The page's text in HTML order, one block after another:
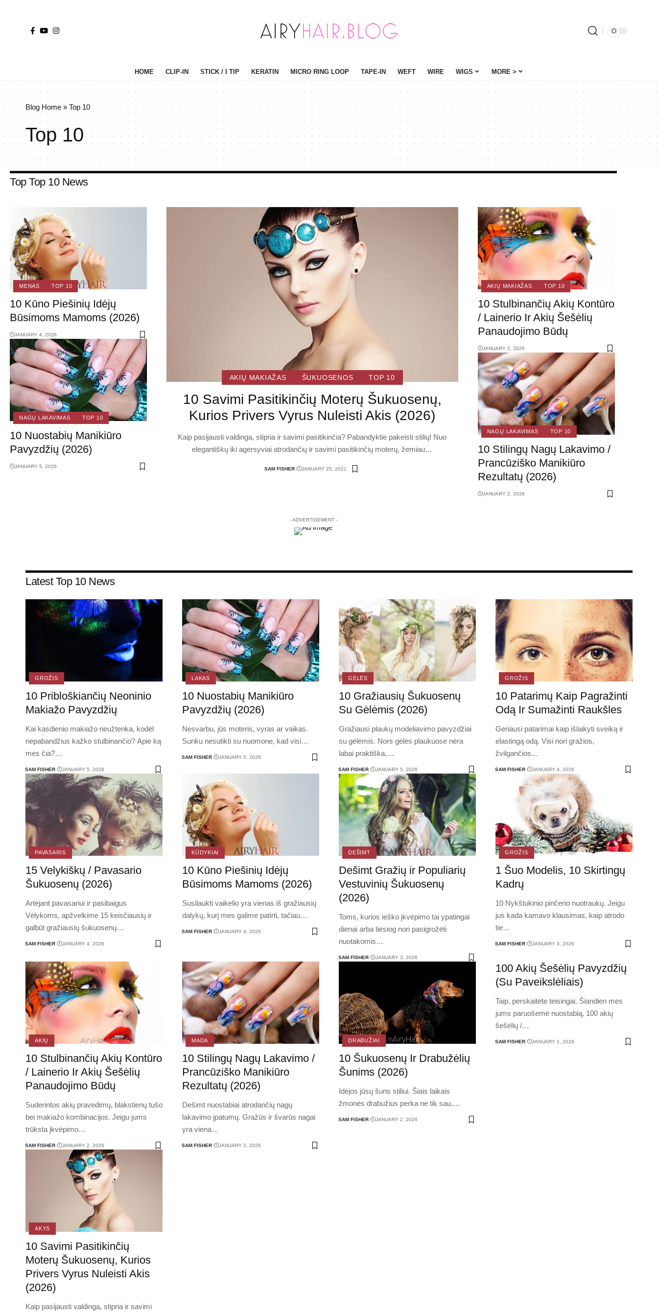
HOME CLIP-IN STICK / I TIP KERATIN MICRO RING LOOP TAPE-IN WEFT WIRE WIGS MORE >
Blog Home» Top 10
Top 10
Top Top 10 News
MENAS TOP 10
10 Kūno Piešinių Idėjų
Būsimoms Mamoms (2026)
JANUARY 4, 2026
NAGŲ LAKAVIMAS TOP 10
10 Nuostabių Manikiūro
Pavyzdžių (2026)
JANUARY 5, 2026
AKIŲ MAKIAŽAS ŠUKUOSENOS TOP 10
10 Savimi Pasitikinčių Moterų Šukuosenų,
Kurios Privers Vyrus Nuleisti Akis (2026)
Kaip pasijausti valdinga, stipria ir savimi pasitikinčia? Pabandyktie pakeisti stilių! Nuo
elegantiškų iki agersyviai atrodančių ir savimi pasitikinčių moterų, žemiau…
SAM FISHER JANUARY 25, 2021
AKIŲ MAKIAŽAS TOP 10
10 Stulbinančių Akių Kontūro
/ Lainerio Ir Akių Šešėlių
Panaudojimo Būdų
JANUARY 2, 2026
NAGŲ LAKAVIMAS TOP 10
10 Stilingų Nagų Lakavimo /
Prancūziško Manikiūro
Rezultatų (2026)
JANUARY 2, 2026
- ADVERTISEMENT -
Latest Top 10 News
GROŽIS
10 Pribloškiančių Neoninio
Makiažo Pavyzdžių
Kai kasdienio makiažo neužtenka, kodėl
nepabandžius kažko stulbinančio? Apie ką
mes čia?…
SAM FISHER JANUARY 5, 2026
LAKAS
10 Nuostabių Manikiūro
Pavyzdžių (2026)
Nesvarbu, jūs moteris, vyras ar vaikas.
Sunku nesutikti su nuomone, kad visi…
SAM FISHER JANUARY 5, 2026
GĖLĖS
10 Gražiausių Šukuosenų
Su Gėlėmis (2026)
Gražiausi plaukų modeliavimo pavyzdžiai
su gėlėmis. Nors gėlės plaukuose nėra
labai praktiška,…
SAM FISHER JANUARY 5, 2026
GROŽIS
10 Patarimų Kaip Pagražinti
Odą Ir Sumažinti Raukšles
Geriausi patarimai kaip išlaikyti sveiką ir
elastingą odą. Visi nori gražios,
žvilgančios…
SAM FISHER JANUARY 4, 2026
PAVASARIS
15 Velykiškų / Pavasario
Šukuosenų (2026)
Artėjant pavasariui ir pasibaigus
Vėlykoms, apžvelkime 15 keisčiausių ir
galbūt gražiausių šukuosenų…
SAM FISHER JANUARY 4, 2026
KŪDYKIAI
10 Kūno Piešinių Idėjų
Būsimoms Mamoms (2026)
Susilaukti vaikelio yra vienas iš gražiausių
dalykų, kurį mes galime patirti, tačiau…
SAM FISHER JANUARY 4, 2026
DEŠIMT
Dešimt Gražių ir Populiarių
Vestuvinių Šukuosenų
(2026)
Toms, kurios ieško įkvėpimo tai ypatingai
dienai arba tiesiog nori pasigrožėti
nuotakomis…
SAM FISHER JANUARY 3, 2026
GROŽIS
1 Šuo Modelis, 10 Skirtingų
Kadrų
10 Nykštukinio pinčerio nuotraukų. Jeigu
jus kada kamavo klausimas, kaip atrodo
tie…
SAM FISHER JANUARY 3, 2026
AKIŲ
10 Stulbinančių Akių Kontūro
/ Lainerio Ir Akių Šešėlių
Panaudojimo Būdų
Suderintos akių pravedimų, blakstienų tušo
bei makiažo kombinacijos. Jeigu jums
trūksta įkvėpimo…
SAM FISHER JANUARY 2, 2026
MADA
10 Stilingų Nagų Lakavimo /
Prancūziško Manikiūro
Rezultatų (2026)
Dešimt nuostabiai atrodančių nagų
lakavimo įpatumų. Gražūs ir švarūs nagai
yra viena…
SAM FISHER JANUARY 2, 2026
DRABUŽIAI
10 Šukuosenų Ir Drabužėlių
Šunims (2026)
Idėjos jūsų šuns stiliui. Šiais laikais
žmonės drabužius perka ne tik sau,…
SAM FISHER JANUARY 2, 2026
100 Akių Šešėlių Pavyzdžių
(Su Paveikslėliais)
Taip, perskaitėte teisingai. Šiandien mes
jums paruošemė nuostabią, 100 akių
šešėlių /…
SAM FISHER JANUARY 1, 2026
AKYS
10 Savimi Pasitikinčių
Moterų Šukuosenų, Kurios
Privers Vyrus Nuleisti Akis
(2026)
Kaip pasijausti valdinga, stipria ir savimi